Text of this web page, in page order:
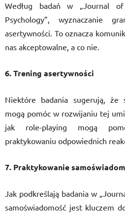
Według badań w „Journal
Psychology”, wyznaczanie
asertywności. To oznacza
nas akceptowalne, a co nie.
6. Trening asertywności
Niektóre badania sugerują, że
mogą pomóc w rozwijaniu tej
jak role-playing mogą
praktykowaniu odpowiednich
7. Praktykowanie
Jak podkreślają badania w
samoświadomość jest kluczem